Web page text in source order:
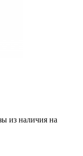
из наличия на